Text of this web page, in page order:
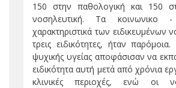
150 στην παθολογική και 150
νοσηλευτική. Τα κοινωνικο -
χαρακτηριστικά των ειδικευμένων
τρεις ειδικότητες, ήταν
ψυχικής υγείας αποφάσισαν να
ειδικότητα αυτή μετά από χρόνια
κλινικές περιοχές, ενώ οι